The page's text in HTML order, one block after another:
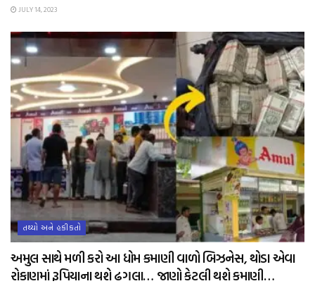
JULY 14, 2023
તથ્યો અને હકીકતો
અમુલ સાથે મળી કરો આ ધોમ કમાણી વાળો બિઝનેસ, થોડા એવા
રોકાણમાં રૂપિયાના થશે ઢગલા… જાણો કેટલી થશે કમાણી…